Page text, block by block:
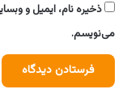
ذخیره نام، ایمیل و
می‌نویسم.